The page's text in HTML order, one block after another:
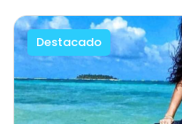
Destacado